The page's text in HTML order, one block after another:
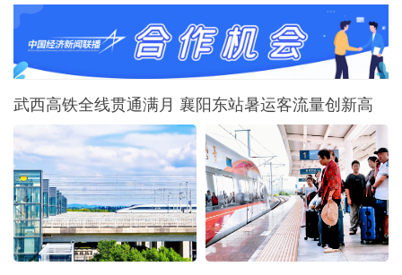
武西高铁全线贯通满月 襄阳东站暑运客流量创新高